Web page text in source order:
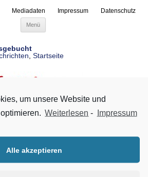
Mediadaten Impressum Datenschutz
Menü
Startseite
mit dem sehr großen Andrang
außerhalb liegt“, sagt Joachim
um unsere Website und
Weiterlesen - Impressum
Alle akzeptieren